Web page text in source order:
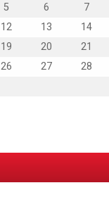
5 6 7
12 13 14
19 20 21
26 27 28